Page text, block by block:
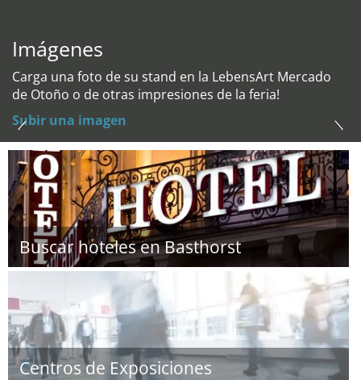
Imágenes
Carga una foto de su stand en la LebensArt Mercado
de Otoño o de otras impresiones de la feria!
Subir una imagen
Buscar hoteles en Basthorst
Centros de Exposiciones